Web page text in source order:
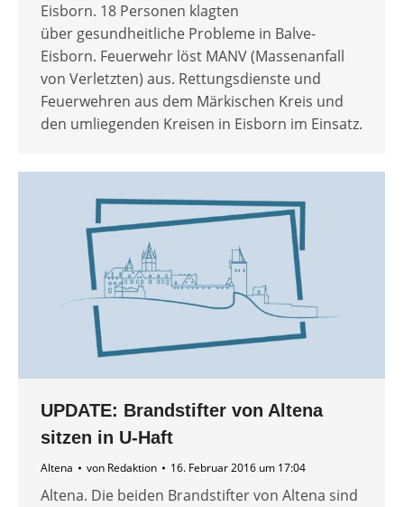
Eisborn. 18 Personen klagten
über gesundheitliche Probleme in Balve-
Eisborn. Feuerwehr löst MANV (Massenanfall
von Verletzten) aus. Rettungsdienste und
Feuerwehren aus dem Märkischen Kreis und
den umliegenden Kreisen in Eisborn im Einsatz.
UPDATE: Brandstifter von Altena
sitzen in U-Haft
Altena von Redaktion 16. Februar 2016 um 17:04
Altena. Die beiden Brandstifter von Altena sind